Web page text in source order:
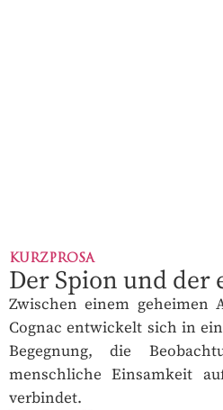
KURZPROSA
Der Spion und der
Zwischen einem geheimen
Cognac entwickelt sich in
Begegnung, die
menschliche Einsamkeit
verbindet.